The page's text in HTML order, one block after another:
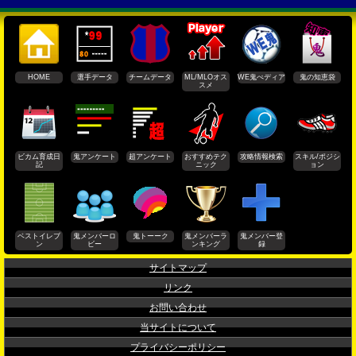
HOME 選手データ チームデータ
ML/MLOオス
スメ
WE鬼ぺディア 鬼の知恵袋
ビカム育成日
記
鬼アンケート 超アンケート
おすすめテク
ニック
攻略情報検索
スキル/ポジシ
ョン
ベストイレブ
ン
鬼メンバーロ
ビー
鬼トーーク
鬼メンバーラ
ンキング
鬼メンバー登
録
サイトマップ
リンク
お問い合わせ
当サイトについて
プライバシーポリシー